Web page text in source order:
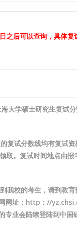
之后可以查询，具体复
大学硕士研究生复试
试分数线均有复试资
取。复试时间地点由报
校的考生，请到教育
网址：http：//
专业会陆续登陆到中国